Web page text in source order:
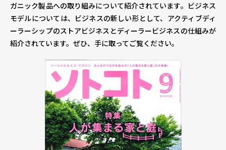
ガニック製品への取り組みについて紹介されています。ビジネス
モデルについては、ビジネスの新しい形として、アクティブディ
ーラーシップのストアビジネスとディーラービジネスの仕組みが
紹介されています。ぜひ、手に取ってご覧ください。